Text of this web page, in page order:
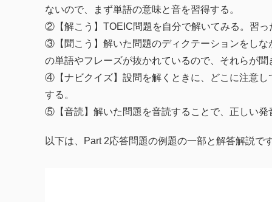
ないので、まず単語の意味と音を習得する。
②【解こう】TOEIC問題を自分で解いてみる。習
③【聞こう】解いた問題のディクテーションをし
の単語やフレーズが抜かれているので、それらが
④【ナビクイズ】設問を解くときに、どこに注意
する。
⑤【音読】解いた問題を音読することで、正しい
以下は、Part 2応答問題の例題の一部と解答解説